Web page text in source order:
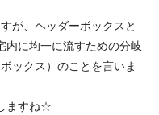
が、ヘッダーボックスと
内に均一に流すための分岐
ックス）のことを言いま
ますね☆